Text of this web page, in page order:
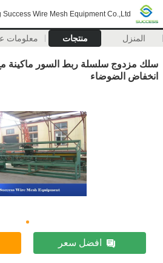
Success Wire Mesh Equipment Co.,Ltd
المنزل منتجات معلومات
سلك مزدوج سلسلة ربط السور ماكينة مع
انخفاض الضوضاء
افضل سعر